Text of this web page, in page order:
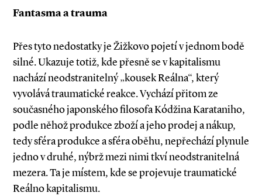
Fantasma a trauma
Přes tyto nedostatky je Žižkovo pojetí v jednom bodě
silné. Ukazuje totiž, kde přesně se v kapitalismu
nachází neodstranitelný „kousek Reálna“, který
vyvolává traumatické reakce. Vychází přitom ze
současného japonského filosofa Kódžina Karataniho,
podle něhož produkce zboží a jeho prodej a nákup,
tedy sféra produkce a sféra oběhu, nepřechází plynule
jedno v druhé, nýbrž mezi nimi tkví neodstranitelná
mezera. Ta je místem, kde se projevuje traumatické
Reálno kapitalismu.